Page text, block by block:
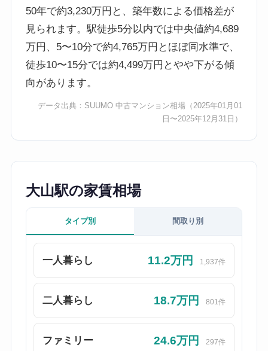
50年で約3,230万円と、築年数による価格差が
見られます。駅徒歩5分以内では中央値約4,689
万円、5〜10分で約4,765万円とほぼ同水準で、
徒歩10〜15分では約4,499万円とやや下がる傾
向があります。
データ出典： SUUMO 中古マンション相場 （2025年01月01
日〜2025年12月31日）
大山駅の家賃相場
タイプ別 間取り別
一人暮らし 11.2万円 1,937件
二人暮らし 18.7万円 801件
ファミリー 24.6万円 297件